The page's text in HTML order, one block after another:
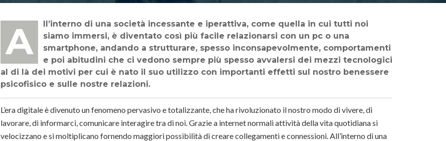
All’interno di una società incessante e iperattiva, come quella in cui tutti noi
siamo immersi, è diventato così più facile relazionarsi con un pc o una
smartphone, andando a strutturare, spesso inconsapevolmente, comportamenti
e poi abitudini che ci vedono sempre più spesso avvalersi dei mezzi tecnologici
al di là dei motivi per cui è nato il suo utilizzo con importanti effetti sul nostro benessere
psicofisico e sulle nostre relazioni.
L’era digitale è divenuto un fenomeno pervasivo e totalizzante, che ha rivoluzionato il nostro modo di vivere, di
lavorare, di informarci, comunicare interagire tra di noi. Grazie a internet normali attività della vita quotidiana si
velocizzano e si moltiplicano fornendo maggiori possibilità di creare collegamenti e connessioni. All’interno di una